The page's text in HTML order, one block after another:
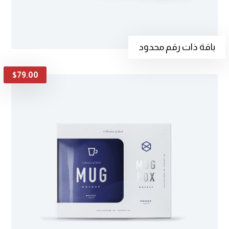
باقة ذات رقم محدود
$79.00